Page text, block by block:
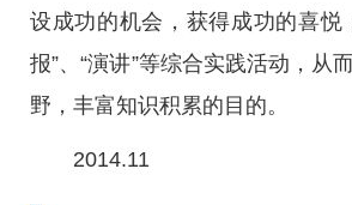
设成功的机会，获得成功的喜悦
报”、“演讲”等综合实践活动，从
野，丰富知识积累的目的。
2014.11